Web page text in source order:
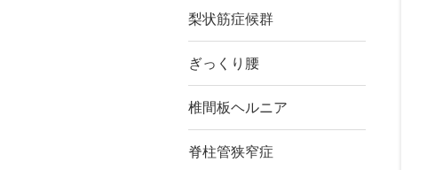
梨状筋症候群
ぎっくり腰
椎間板ヘルニア
脊柱管狭窄症